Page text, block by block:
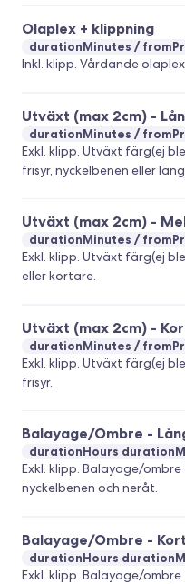
Olaplex + klippning
durationMinutes
Inkl. klipp. Vårdande
Utväxt (max 2cm) -
durationMinutes
Exkl. klipp. Utväxt färg(ej
frisyr, nyckelbenen eller
Utväxt (max 2cm) -
durationMinutes
Exkl. klipp. Utväxt färg(ej
eller kortare.
Utväxt (max 2cm) -
durationMinutes
Exkl. klipp. Utväxt färg(ej
frisyr.
Balayage/Ombre -
durationHours
Exkl. klipp. Balayage/
nyckelbenen och neråt.
Balayage/Ombre -
durationHours
Exkl. klipp. Balayage/